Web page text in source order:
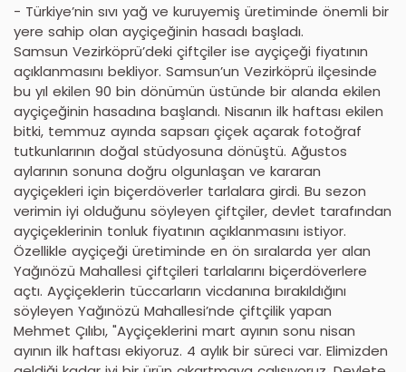
- Türkiye’nin sıvı yağ ve kuruyemiş üretiminde önemli bir
yere sahip olan ayçiçeğinin hasadı başladı.
Samsun Vezirköprü’deki çiftçiler ise ayçiçeği fiyatının
açıklanmasını bekliyor. Samsun’un Vezirköprü ilçesinde
bu yıl ekilen 90 bin dönümün üstünde bir alanda ekilen
ayçiçeğinin hasadına başlandı. Nisanın ilk haftası ekilen
bitki, temmuz ayında sapsarı çiçek açarak fotoğraf
tutkunlarının doğal stüdyosuna dönüştü. Ağustos
aylarının sonuna doğru olgunlaşan ve kararan
ayçiçekleri için biçerdöverler tarlalara girdi. Bu sezon
verimin iyi olduğunu söyleyen çiftçiler, devlet tarafından
ayçiçeklerinin tonluk fiyatının açıklanmasını istiyor.
Özellikle ayçiçeği üretiminde en ön sıralarda yer alan
Yağınözü Mahallesi çiftçileri tarlalarını biçerdöverlere
açtı. Ayçiçeklerin tüccarların vicdanına bırakıldığını
söyleyen Yağınözü Mahallesi’nde çiftçilik yapan
Mehmet Çılıbı, "Ayçiçeklerini mart ayının sonu nisan
ayının ilk haftası ekiyoruz. 4 aylık bir süreci var. Elimizden